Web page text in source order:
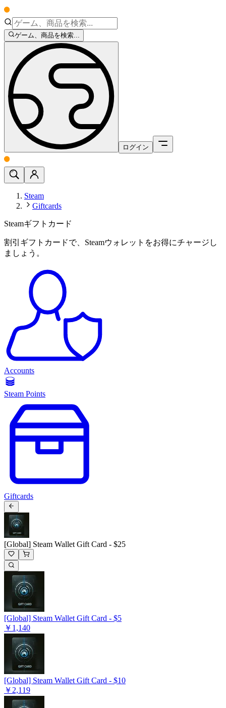
ゲーム、商品を検索...
ログイン
Steam
Giftcards
Steamギフトカード
割引ギフトカードで、Steamウォレットをお得にチャージし
ましょう。
Accounts
Steam Points
Giftcards
[Global] Steam Wallet Gift Card - $25
[Global] Steam Wallet Gift Card - $5
￥1,140
[Global] Steam Wallet Gift Card - $10
￥2,119